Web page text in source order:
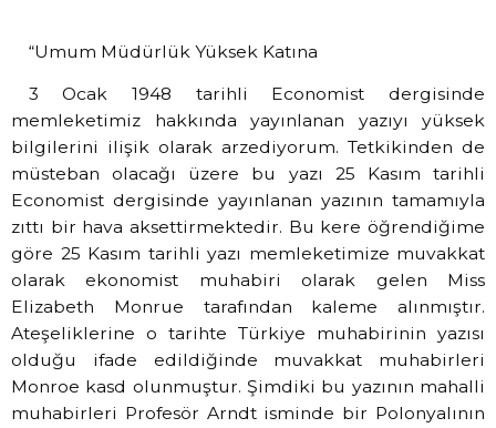
“Umum Müdürlük Yüksek Katına
3 Ocak 1948 tarihli Economist dergisinde
memleketimiz hakkında yayınlanan yazıyı yüksek
bilgilerini ilişik olarak arzediyorum. Tetkikinden de
müsteban olacağı üzere bu yazı 25 Kasım tarihli
Economist dergisinde yayınlanan yazının tamamıyla
zıttı bir hava aksettirmektedir. Bu kere öğrendiğime
göre 25 Kasım tarihli yazı memleketimize muvakkat
olarak ekonomist muhabiri olarak gelen Miss
Elizabeth Monrue tarafından kaleme alınmıştır.
Ateşeliklerine o tarihte Türkiye muhabirinin yazısı
olduğu ifade edildiğinde muvakkat muhabirleri
Monroe kasd olunmuştur. Şimdiki bu yazının mahalli
muhabirleri Profesör Arndt isminde bir Polonyalının